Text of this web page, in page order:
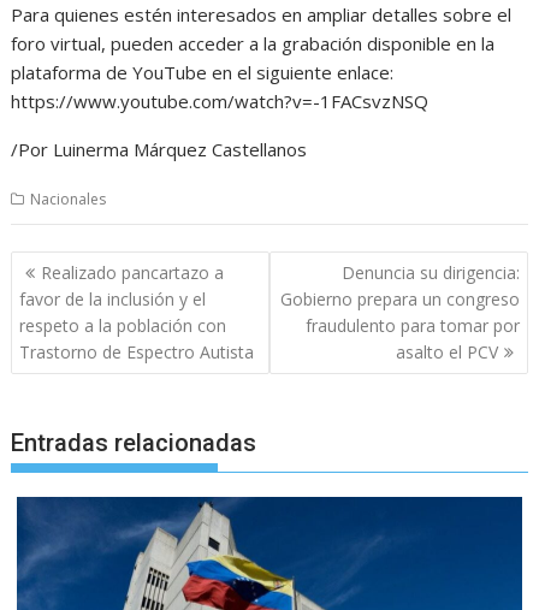
Para quienes estén interesados en ampliar detalles sobre el
foro virtual, pueden acceder a la grabación disponible en la
plataforma de YouTube en el siguiente enlace:
https://www.youtube.com/watch?v=-1FACsvzNSQ
/Por Luinerma Márquez Castellanos
Nacionales
Navegación
de
entradas
Realizado pancartazo a
favor de la inclusión y el
respeto a la población con
Trastorno de Espectro Autista
Denuncia su dirigencia:
Gobierno prepara un congreso
fraudulento para tomar por
asalto el PCV
Entradas relacionadas